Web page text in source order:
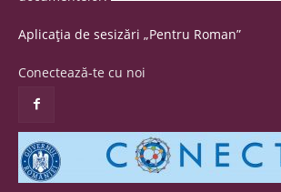
Aplicația de sesizări „Pentru Roman”
Conectează-te cu noi